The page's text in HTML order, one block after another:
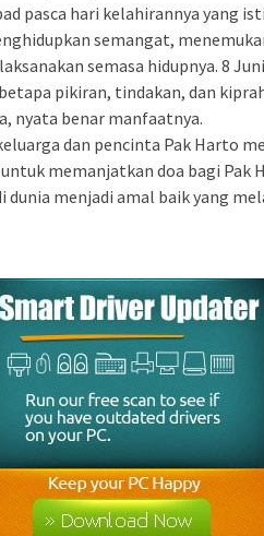
pasca hari kelahirannya yang
semangat,
semasa hidupnya. 8
pikiran, tindakan, dan
nyata benar manfaatnya.
dan pencinta Pak Harto
memanjatkan doa bagi Pak
dunia menjadi amal baik yang